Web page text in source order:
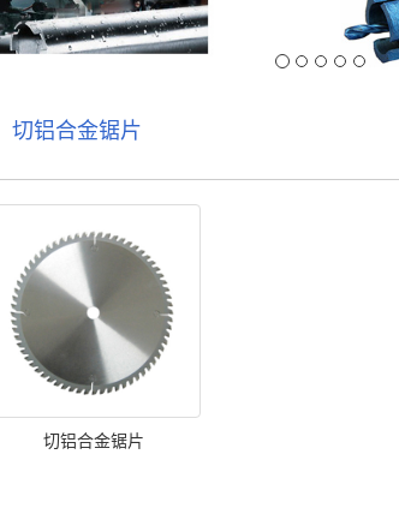
切铝合金锯片
切铝合金锯片